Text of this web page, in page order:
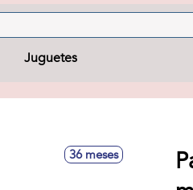
Juguetes
36 meses